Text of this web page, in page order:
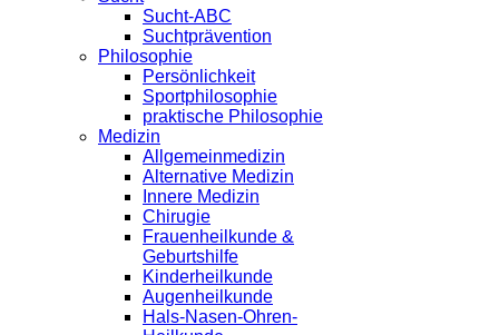
Sucht-ABC
Suchtprävention
Philosophie
Persönlichkeit
Sportphilosophie
praktische Philosophie
Medizin
Allgemeinmedizin
Alternative Medizin
Innere Medizin
Chirugie
Frauenheilkunde &
Geburtshilfe
Kinderheilkunde
Augenheilkunde
Hals-Nasen-Ohren-